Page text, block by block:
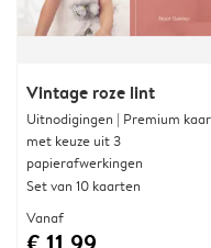
Vintage roze lint
Uitnodigingen | Premium
met keuze uit 3
papierafwerkingen
Set van 10 kaarten
Vanaf